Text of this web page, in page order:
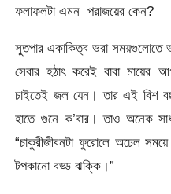
ফলাফলটা এমন পরাজয়ের কেন?
সুতপার একাকিত্ব ভরা সময়গুলোতে
সেবার হঠাৎ করেই বাবা মায়ের
চাইতেই জল যেন। তার এই বিশ
হাতে গুনে ক’বার। তাও অনেক
“চাকুরীজীবনটা ফুরোলে অঢেল
টপকানো বড্ড ঝক্কি।”